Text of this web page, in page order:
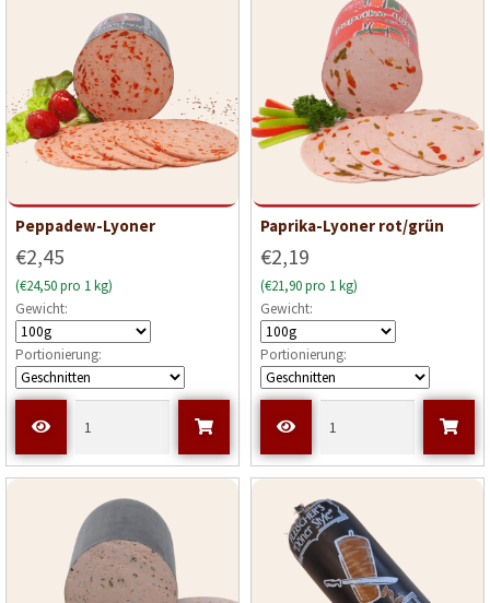
Peppadew-Lyoner
€2,45
(€24,50 pro 1 kg)
Gewicht:
Portionierung:
Paprika-Lyoner rot/grün
€2,19
(€21,90 pro 1 kg)
Gewicht:
Portionierung: